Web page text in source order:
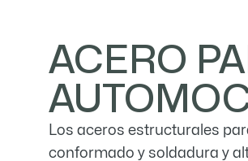
ACERO
Los aceros estructurales
conformado y soldadura y